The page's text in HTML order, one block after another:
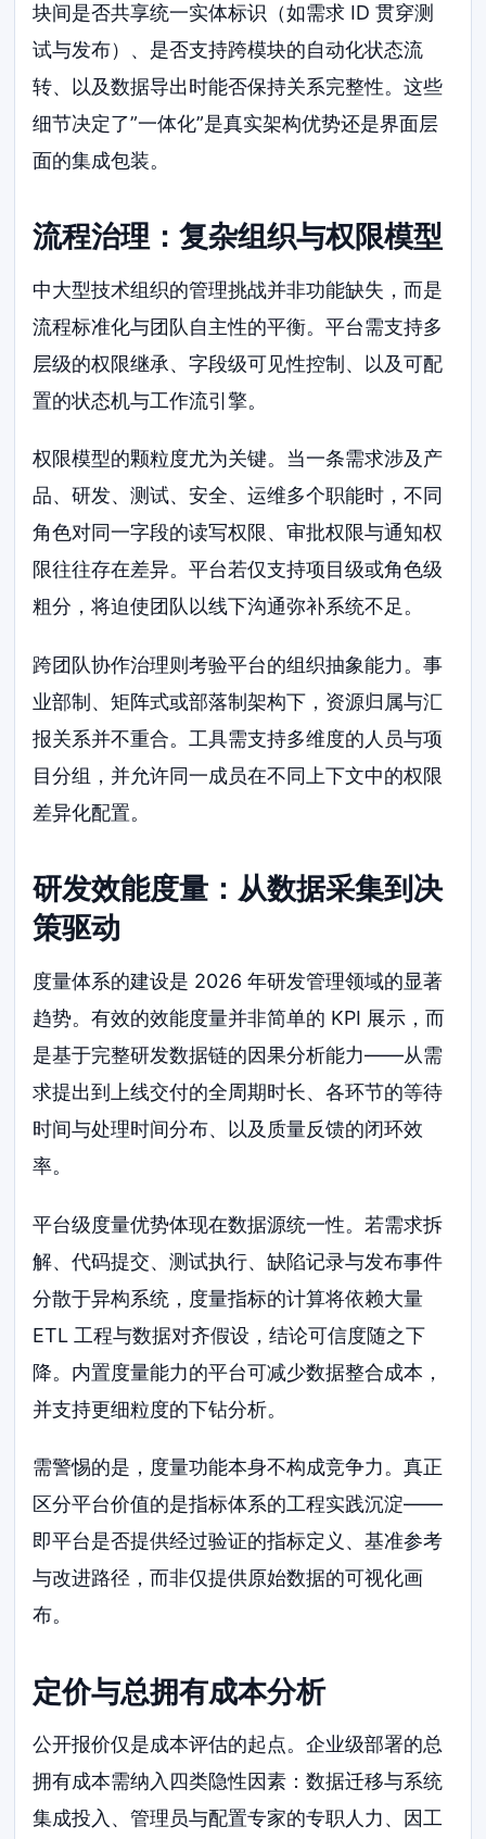
块间是否共享统一实体标识（如需求 ID 贯穿测
试与发布）、是否支持跨模块的自动化状态流
转、以及数据导出时能否保持关系完整性。这些
细节决定了”一体化”是真实架构优势还是界面层
面的集成包装。
流程治理：复杂组织与权限模型
中大型技术组织的管理挑战并非功能缺失，而是
流程标准化与团队自主性的平衡。平台需支持多
层级的权限继承、字段级可见性控制、以及可配
置的状态机与工作流引擎。
权限模型的颗粒度尤为关键。当一条需求涉及产
品、研发、测试、安全、运维多个职能时，不同
角色对同一字段的读写权限、审批权限与通知权
限往往存在差异。平台若仅支持项目级或角色级
粗分，将迫使团队以线下沟通弥补系统不足。
跨团队协作治理则考验平台的组织抽象能力。事
业部制、矩阵式或部落制架构下，资源归属与汇
报关系并不重合。工具需支持多维度的人员与项
目分组，并允许同一成员在不同上下文中的权限
差异化配置。
研发效能度量：从数据采集到决
策驱动
度量体系的建设是 2026 年研发管理领域的显著
趋势。有效的效能度量并非简单的 KPI 展示，而
是基于完整研发数据链的因果分析能力——从需
求提出到上线交付的全周期时长、各环节的等待
时间与处理时间分布、以及质量反馈的闭环效
率。
平台级度量优势体现在数据源统一性。若需求拆
解、代码提交、测试执行、缺陷记录与发布事件
分散于异构系统，度量指标的计算将依赖大量
ETL 工程与数据对齐假设，结论可信度随之下
降。内置度量能力的平台可减少数据整合成本，
并支持更细粒度的下钻分析。
需警惕的是，度量功能本身不构成竞争力。真正
区分平台价值的是指标体系的工程实践沉淀——
即平台是否提供经过验证的指标定义、基准参考
与改进路径，而非仅提供原始数据的可视化画
布。
定价与总拥有成本分析
公开报价仅是成本评估的起点。企业级部署的总
拥有成本需纳入四类隐性因素：数据迁移与系统
集成投入、管理员与配置专家的专职人力、因工